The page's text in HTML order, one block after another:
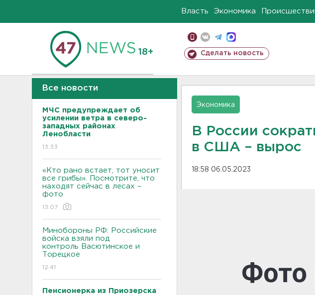
Власть Экономика
18+ Сделать новость
Все новости
МЧС предупреждает об
усилении ветра в северо-
западных районах
Ленобласти
13:33
«Кто рано встает, тот уносит
все грибы». Посмотрите, что
находят сейчас в лесах –
фото
13:07
Минобороны РФ: Российские
войска взяли под
контроль Васютинское и
Торецкое
12:41
Пенсионерка из Приозерска
Экономика
В России
в США – вырос
18:58 06.05.2023